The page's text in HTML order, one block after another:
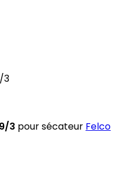
3 pour sécateur Felco